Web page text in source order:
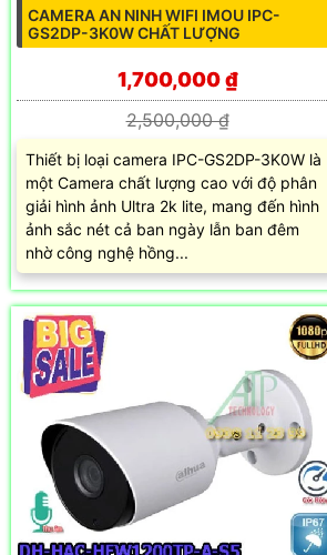
CAMERA AN NINH WIFI IMOU IPC-
GS2DP-3K0W CHẤT LƯỢNG
1,700,000 ₫
2,500,000 ₫
Thiết bị loại camera IPC-GS2DP-3K0W là
một Camera chất lượng cao với độ phân
giải hình ảnh Ultra 2k lite, mang đến hình
ảnh sắc nét cả ban ngày lẫn ban đêm
nhờ công nghệ hồng...